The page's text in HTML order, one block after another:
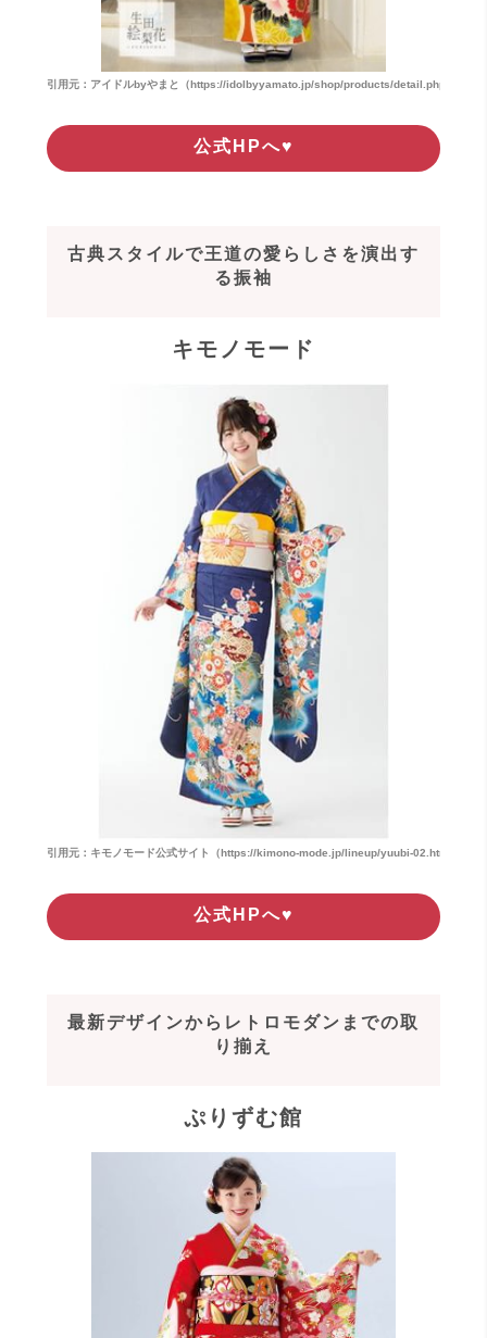
引用元：アイドルbyやまと（https://idolbyyamato.jp/shop/products/
公式HPへ♥
古典スタイルで王道の愛らしさを演出す
る振袖
キモノモード
引用元：キモノモード公式サイト（https://kimono-mode.jp/lineup/yuubi-02.html）
公式HPへ♥
最新デザインからレトロモダンまでの取
り揃え
ぷりずむ館